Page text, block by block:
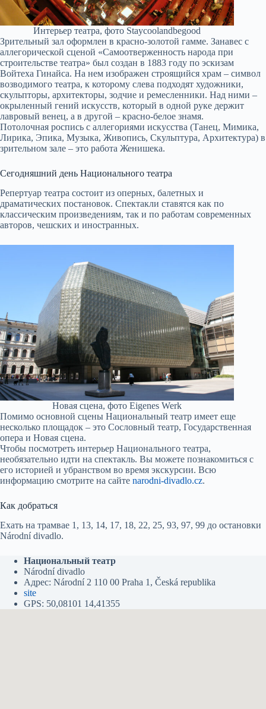
Интерьер театра, фото Staycoolandbegood
Зрительный зал оформлен в красно-золотой гамме. Занавес с
аллегорической сценой «Самоотверженность народа при
строительстве театра» был создан в 1883 году по эскизам
Войтеха Гинайса. На нем изображен строящийся храм – символ
возводимого театра, к которому слева подходят художники,
скульпторы, архитекторы, зодчие и ремесленники. Над ними –
окрыленный гений искусств, который в одной руке держит
лавровый венец, а в другой – красно-белое знамя.
Потолочная роспись с аллегориями искусства (Танец, Мимика,
Лирика, Эпика, Музыка, Живопись, Скульптура, Архитектура) в
зрительном зале – это работа Женишека.
Сегодняшний день Национального театра
Репертуар театра состоит из оперных, балетных и
драматических постановок. Спектакли ставятся как по
классическим произведениям, так и по работам современных
авторов, чешских и иностранных.
Новая сцена, фото Eigenes Werk
Помимо основной сцены Национальный театр имеет еще
несколько площадок – это Сословный театр, Государственная
опера и Новая сцена.
Чтобы посмотреть интерьер Национального театра,
необязательно идти на спектакль. Вы можете познакомиться с
его историей и убранством во время экскурсии. Всю
информацию смотрите на сайте narodni-divadlo.cz.
Как добраться
Ехать на трамвае 1, 13, 14, 17, 18, 22, 25, 93, 97, 99 до остановки
Národní divadlo.
Национальный театр
Národní divadlo
Адрес: Národní 2 110 00 Praha 1, Česká republika‎
site
GPS: 50,08101 14,41355